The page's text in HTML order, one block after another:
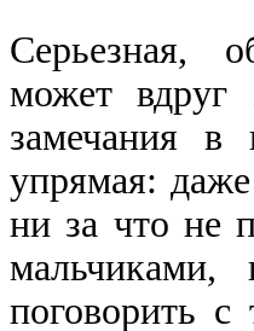
Серьезная,
может вдруг
замечания в
упрямая:
ни за что не
поговорить